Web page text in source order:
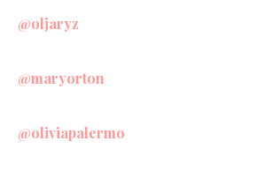
@oljaryz
@maryorton
@oliviapalermo